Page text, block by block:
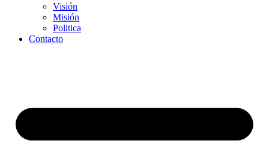
Visión
Misión
Politica
Contacto